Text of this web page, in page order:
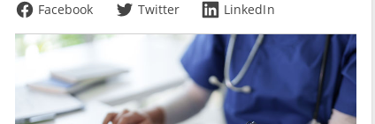
Facebook Twitter LinkedIn